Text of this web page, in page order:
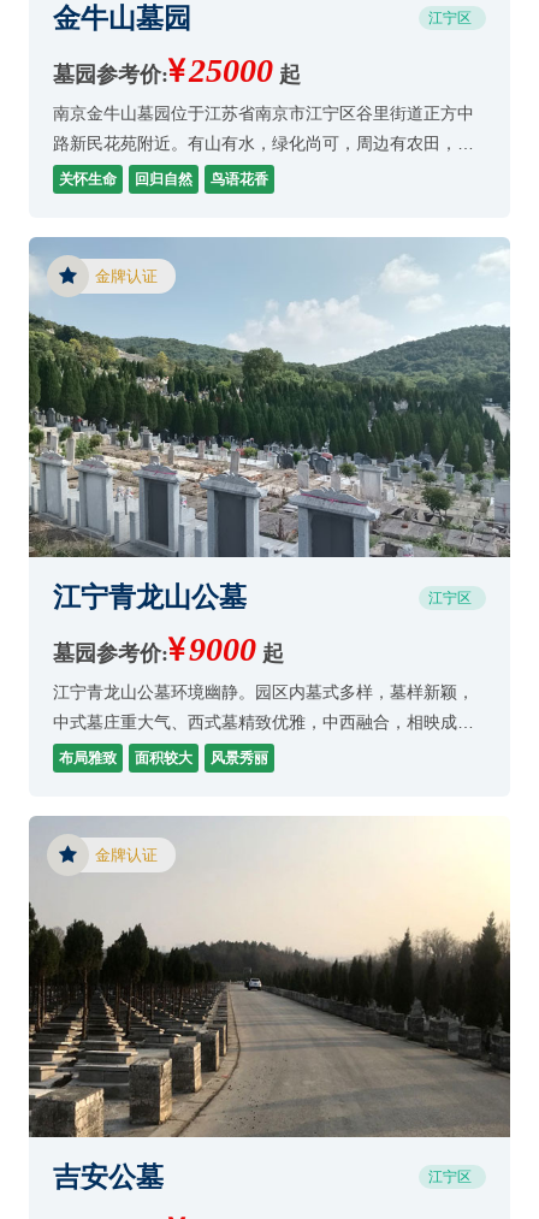
金牛山墓园 江宁区
墓园参考价: 25000 起
南京金牛山墓园位于江苏省南京市江宁区谷里街道正方中
路新民花苑附近。有山有水，绿化尚可，周边有农田，墓
园规模不大。
关怀生命 回归自然 鸟语花香
金牌认证
江宁青龙山公墓 江宁区
墓园参考价: 9000 起
江宁青龙山公墓环境幽静。园区内墓式多样，墓样新颖，
中式墓庄重大气、西式墓精致优雅，中西融合，相映成
趣。公墓注重墓区的多样性和个性化服务。
布局雅致 面积较大 风景秀丽
金牌认证
吉安公墓 江宁区